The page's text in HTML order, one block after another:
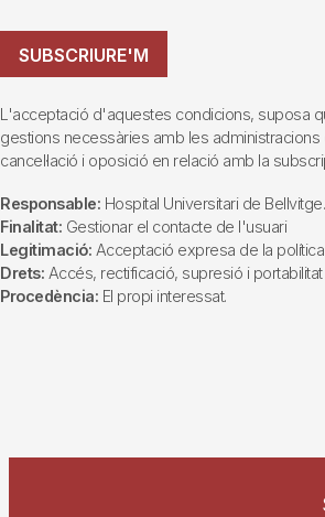
SUBSCRIURE'M
L'acceptació d'aquestes condicions, suposa
gestions necessàries amb les
cancel·lació i oposició en relació amb la
Responsable: Hospital Universitari de Bellvitge.
Finalitat: Gestionar el contacte de l'usuari
Legitimació: Acceptació expresa de la
Drets: Accés, rectificació, supresió i
Procedència: El propi interessat.